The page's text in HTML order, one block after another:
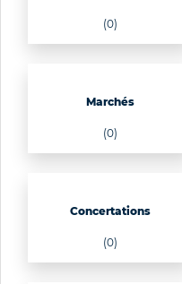
(0)
Marchés
(0)
Concertations
(0)